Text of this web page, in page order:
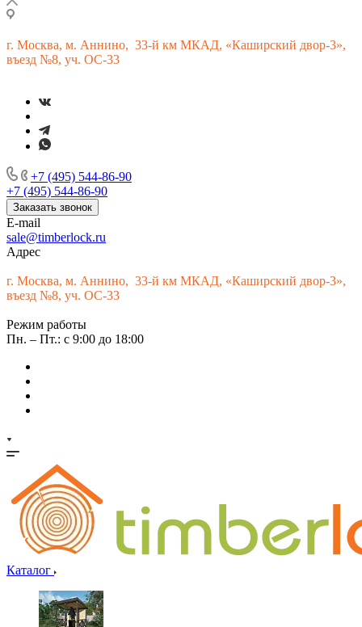
г. Москва, м. Аннино, 33-й км МКАД, «Каширский двор-3»,
въезд №8, уч. ОС-33
+7 (495) 544-86-90
+7 (495) 544-86-90
Заказать звонок
E-mail
sale@timberlock.ru
Адрес
г. Москва, м. Аннино, 33-й км МКАД, «Каширский двор-3»,
въезд №8, уч. ОС-33
Режим работы
Пн. – Пт.: с 9:00 до 18:00
Каталог